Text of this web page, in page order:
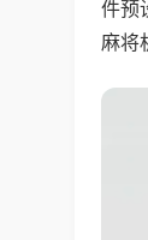
件预
麻将